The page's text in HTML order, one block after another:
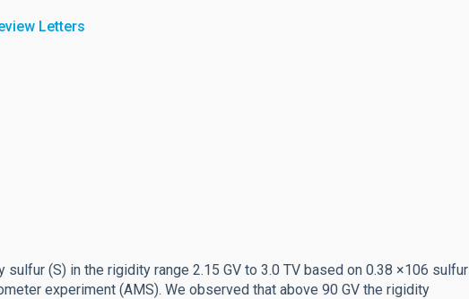
Letters
(S) in the rigidity range 2.15 GV to 3.0 TV based on 0.38 ×106 sulfur
experiment (AMS). We observed that above 90 GV the rigidity